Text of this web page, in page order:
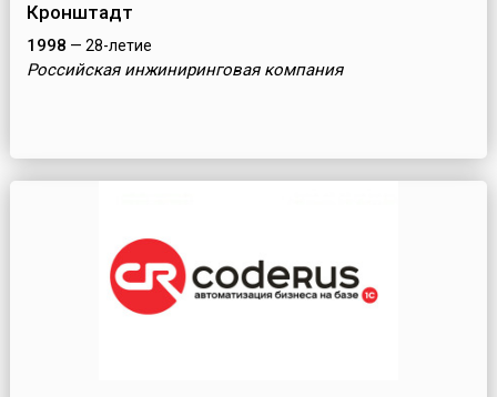
Кронштадт
1998 — 28-летие
Российская инжиниринговая компания